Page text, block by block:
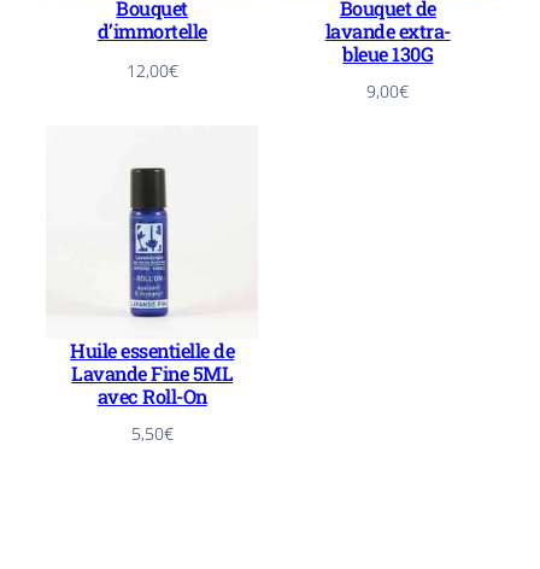
Bouquet
d’immortelle
12,00€
Bouquet de
lavande extra-
bleue 130G
9,00€
Huile essentielle de
Lavande Fine 5ML
avec Roll-On
5,50€